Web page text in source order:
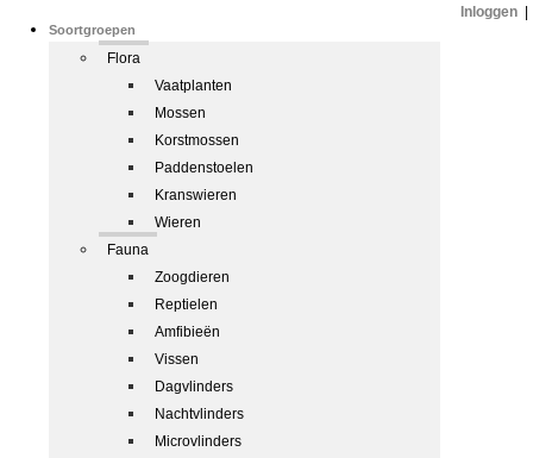
Soortgroepen
Flora
Vaatplanten
Mossen
Korstmossen
Paddenstoelen
Kranswieren
Wieren
Fauna
Zoogdieren
Reptielen
Amfibieën
Vissen
Dagvlinders
Nachtvlinders
Microvlinders
Inloggen